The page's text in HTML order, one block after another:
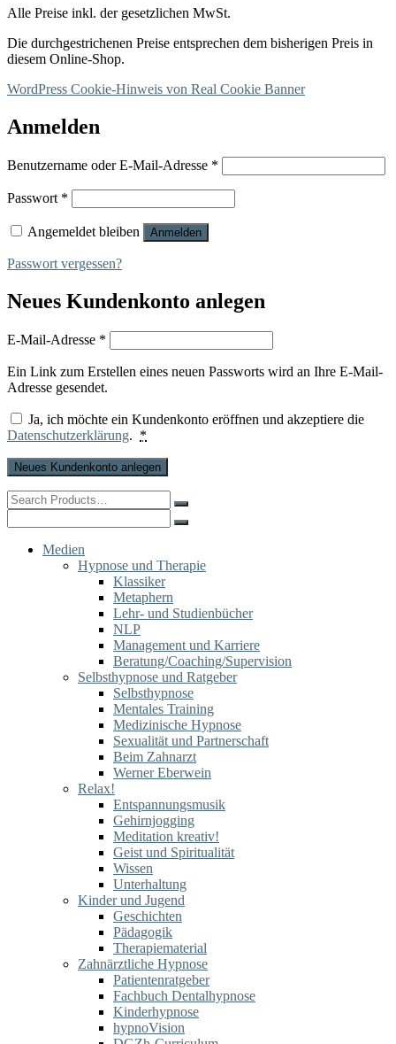
Alle Preise inkl. der gesetzlichen MwSt.
Die durchgestrichenen Preise entsprechen dem bisherigen Preis in
diesem Online-Shop.
WordPress Cookie-Hinweis von Real Cookie Banner
Anmelden
Benutzername oder E-Mail-Adresse *
Passwort *
Angemeldet bleiben Anmelden
Passwort vergessen?
Neues Kundenkonto anlegen
E-Mail-Adresse *
Ein Link zum Erstellen eines neuen Passworts wird an Ihre E-Mail-
Adresse gesendet.
Ja, ich möchte ein Kundenkonto eröffnen und akzeptiere die
Datenschutzerklärung. *
Neues Kundenkonto anlegen
Search
for:
for:
Medien
Hypnose und Therapie
Klassiker
Metaphern
Lehr- und Studienbücher
NLP
Management und Karriere
Beratung/Coaching/Supervision
Selbsthypnose und Ratgeber
Selbsthypnose
Mentales Training
Medizinische Hypnose
Sexualität und Partnerschaft
Beim Zahnarzt
Werner Eberwein
Relax!
Entspannungsmusik
Gehirnjogging
Meditation kreativ!
Geist und Spiritualität
Wissen
Unterhaltung
Kinder und Jugend
Geschichten
Pädagogik
Therapiematerial
Zahnärztliche Hypnose
Patientenratgeber
Fachbuch Dentalhypnose
Kinderhypnose
hypnoVision